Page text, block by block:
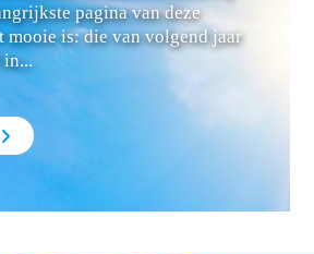
pagina van deze
mooie is: die van volgend jaar
in...